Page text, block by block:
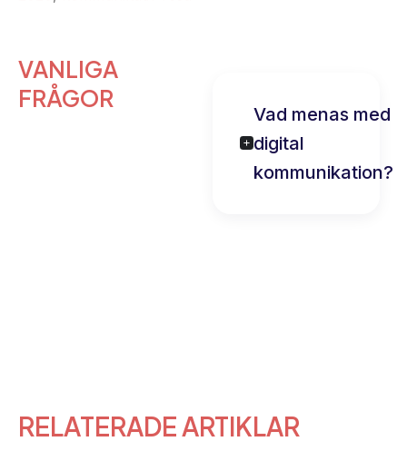
VANLIGA
FRÅGOR
Vad menas med
digital
kommunikation?
RELATERADE ARTIKLAR